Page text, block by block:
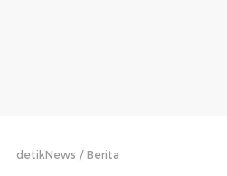
detikNews Berita